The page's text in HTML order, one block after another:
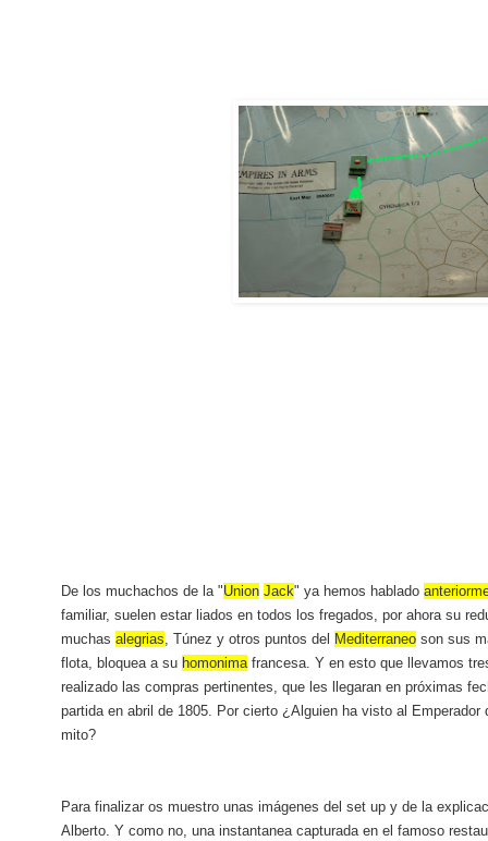
De los muchachos de la "Union Jack" ya hemos hablado
familiar, suelen estar liados en todos los fregados, por ahora su
muchasalegrias, Túnez y otros puntos del Mediterraneo son sus
flota, bloquea a su homonimafrancesa. Y en esto que llevamos
realizado las compras pertinentes, que les llegaran en próximas
partida en abril de 1805. Por cierto ¿Alguien ha visto al
mito?
Para finalizar os muestro unas imágenes del set up y de la
Alberto. Y como no, una instantanea capturada en el famoso